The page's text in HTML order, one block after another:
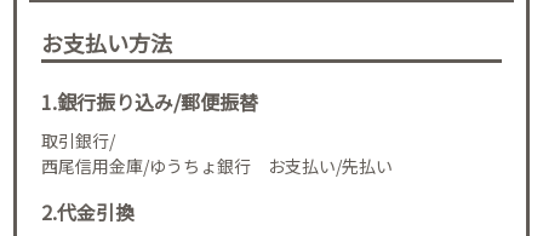
お支払い方法
1.銀行振り込み/郵便振替
取引銀行/
西尾信用金庫/ゆうちょ銀行 お支払い/先払い
2.代金引換